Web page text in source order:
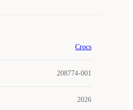
Crocs
208774-001
2026